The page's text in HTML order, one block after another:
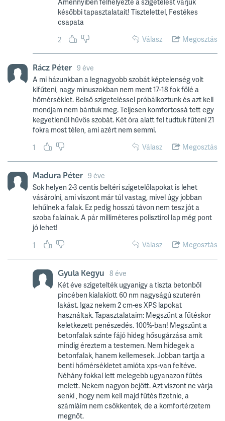
későbbi tapasztalatait! Tisztelettel, Festékes
csapata
2
Válasz Megosztás
Rácz Péter 9 éve
A mi házunkban a legnagyobb szobát képtelenség volt
kifűteni, nagy mínuszokban nem ment 17-18 fok fölé a
hőmérséklet. Belső szigeteléssel próbálkoztunk és azt kell
mondjam nem bántuk meg. Teljesen komfortossá tett egy
kegyetlenül hűvös szobát. Két óra alatt fel tudtuk fűteni 21
fokra most télen, ami azért nem semmi.
1
Válasz Megosztás
Madura Péter 9 éve
Sok helyen 2-3 centis beltéri szigetelőlapokat is lehet
vásárolni, ami viszont már túl vastag, mivel úgy jobban
lehűlnek a falak. Ez pedig hosszú távon nem tesz jót a
szoba falainak. A pár milliméteres polisztirol lap még pont
jó lehet!
1
Válasz Megosztás
Gyula Kegyu 8 éve
Két éve szigetelték ugyanígy a tiszta betonből
pincében kialakíott 60 nm nagyságú szuterén
lakást. Igaz nekem 2 cm-es XPS lapokat
használtak. Tapasztalataim: Megszünt a fűtéskor
keletkezett penészedés. 100%-ban! Megszünt a
betonfalak szinte fájó hideg hősugárzása amit
mindig éreztem a testemen. Nem hidegek a
betonfalak, hanem kellemesek. Jobban tartja a
benti hőmérsékletet amióta xps-van feltéve.
Néhány fokkal lett melegebb ugyanazon fűtés
melett. Nekem nagyon bejött. Azt viszont ne várja
senki , hogy nem kell majd fűtés fizetnie, a
számláim nem csökkentek, de a komfortérzetem
megnőt.